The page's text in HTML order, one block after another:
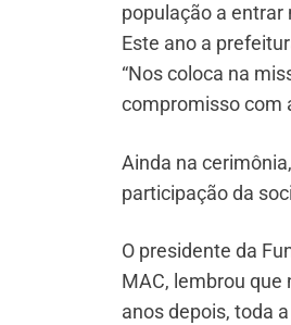
população a
Este ano a
“Nos coloca na
compromisso com
Ainda na
participação da
O presidente da
MAC, lembrou que
anos depois, toda